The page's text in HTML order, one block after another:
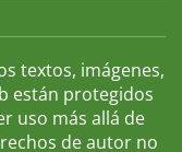
textos, imágenes,
están protegidos
uso más allá de
de autor no